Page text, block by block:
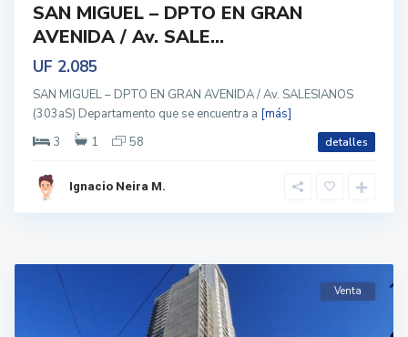
SAN MIGUEL – DPTO EN GRAN
AVENIDA / Av. SALE...
UF 2.085
SAN MIGUEL – DPTO EN GRAN AVENIDA / Av. SALESIANOS
(303aS) Departamento que se encuentra a [más]
3
1 58 detalles
Ignacio Neira M.
Venta